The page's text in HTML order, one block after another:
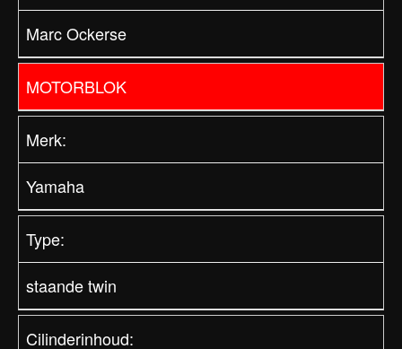
Marc Ockerse
MOTORBLOK
Merk:
Yamaha
Type:
staande twin
Cilinderinhoud: